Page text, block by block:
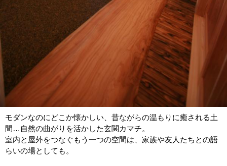
モダンなのにどこか懐かしい、昔ながらの温もりに癒される土
間…自然の曲がりを活かした玄関カマチ。
室内と屋外をつなぐもう一つの空間は、家族や友人たちとの語
らいの場としても。